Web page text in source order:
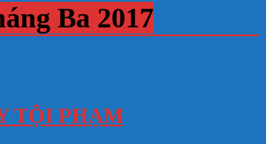
Ba 2017
TỘI PHẠM